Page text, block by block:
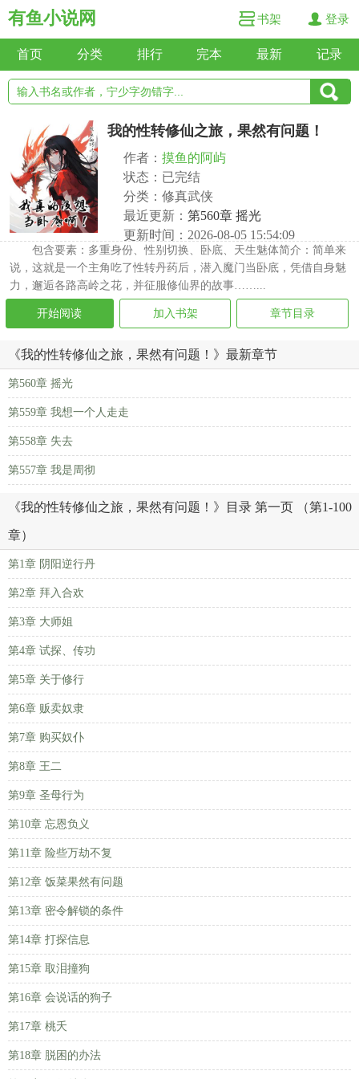
有鱼小说网 书架 登录
首页 分类 排行 完本 最新 记录
我的性转修仙之旅，果然有问题！
作者： 摸鱼的阿屿
状态：已完结
分类：修真武侠
最近更新： 第560章 摇光
更新时间：2026-08-05 15:54:09
包含要素：多重身份、性别切换、卧底、天生魅体简介：简单来
说，这就是一个主角吃了性转丹药后，潜入魔门当卧底，凭借自身魅
力，邂逅各路高岭之花，并征服修仙界的故事……...
开始阅读 加入书架 章节目录
《我的性转修仙之旅，果然有问题！》最新章节
第560章 摇光
第559章 我想一个人走走
第558章 失去
第557章 我是周彻
《我的性转修仙之旅，果然有问题！》目录 第一页 （第1-100
章）
第1章 阴阳逆行丹
第2章 拜入合欢
第3章 大师姐
第4章 试探、传功
第5章 关于修行
第6章 贩卖奴隶
第7章 购买奴仆
第8章 王二
第9章 圣母行为
第10章 忘恩负义
第11章 险些万劫不复
第12章 饭菜果然有问题
第13章 密令解锁的条件
第14章 打探信息
第15章 取泪撞狗
第16章 会说话的狗子
第17章 桃夭
第18章 脱困的办法